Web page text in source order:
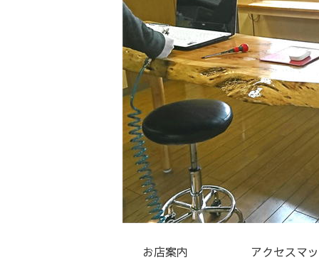
お店案内 アクセスマ